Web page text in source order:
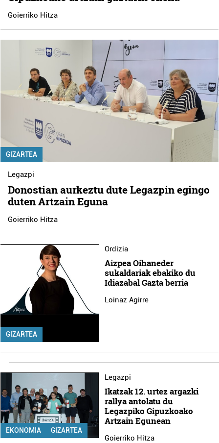
Goierriko Hitza
GIZARTEA
Legazpi
Donostian aurkeztu dute Legazpin egingo
duten Artzain Eguna
Goierriko Hitza
GIZARTEA
Ordizia
Aizpea Oihaneder
sukaldariak ebakiko du
Idiazabal Gazta berria
Loinaz Agirre
EKONOMIA GIZARTEA
Legazpi
Ikatzak 12. urtez argazki
rallya antolatu du
Legazpiko Gipuzkoako
Artzain Egunean
Goierriko Hitza